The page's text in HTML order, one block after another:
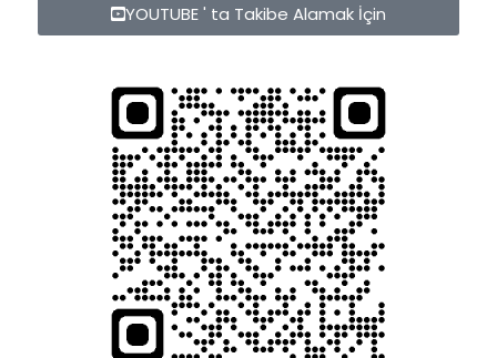
YOUTUBE ' ta Takibe Alamak İçin